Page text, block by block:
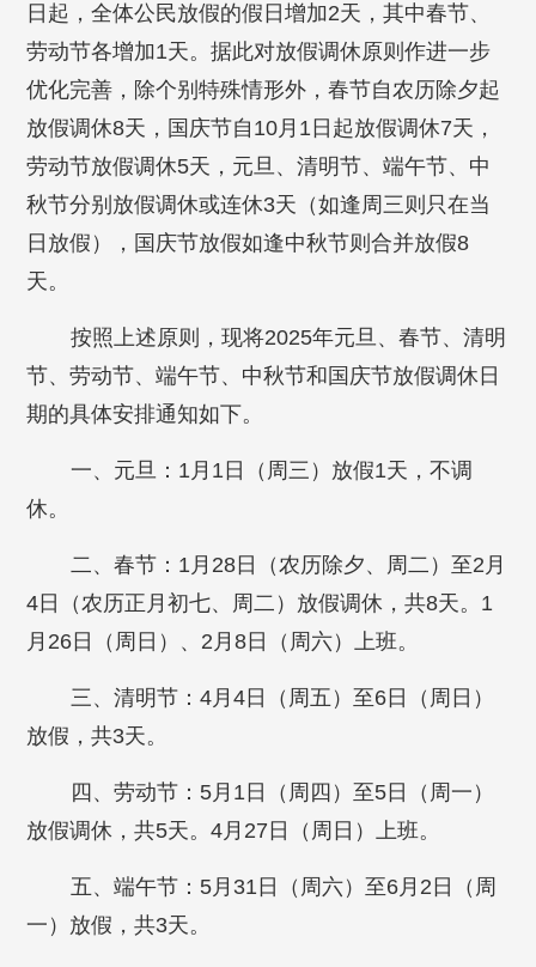
日起，全体公民放假的假日增加2天，其中春节、
劳动节各增加1天。据此对放假调休原则作进一步
优化完善，除个别特殊情形外，春节自农历除夕起
放假调休8天，国庆节自10月1日起放假调休7天，
劳动节放假调休5天，元旦、清明节、端午节、中
秋节分别放假调休或连休3天（如逢周三则只在当
日放假），国庆节放假如逢中秋节则合并放假8
天。
按照上述原则，现将2025年元旦、春节、清明
节、劳动节、端午节、中秋节和国庆节放假调休日
期的具体安排通知如下。
一、元旦：1月1日（周三）放假1天，不调
休。
二、春节：1月28日（农历除夕、周二）至2月
4日（农历正月初七、周二）放假调休，共8天。1
月26日（周日）、2月8日（周六）上班。
三、清明节：4月4日（周五）至6日（周日）
放假，共3天。
四、劳动节：5月1日（周四）至5日（周一）
放假调休，共5天。4月27日（周日）上班。
五、端午节：5月31日（周六）至6月2日（周
一）放假，共3天。